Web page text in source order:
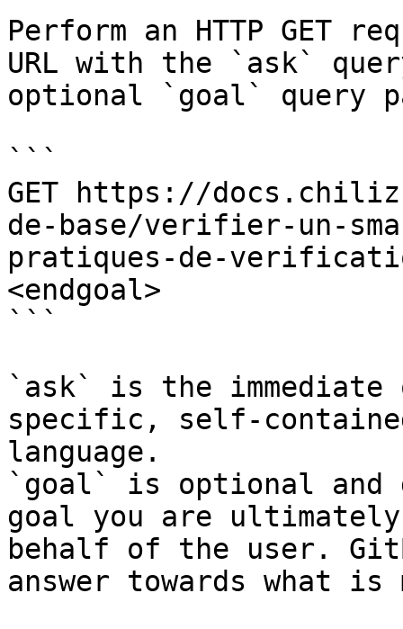
Perform an HTTP GET
URL with the `ask`
optional `goal` query
```
GET https://
de-base/verifier-un-
pratiques-de-
<endgoal>
```
`ask` is the
specific, self-
language.
`goal` is optional and
goal you are
behalf of the user.
answer towards what